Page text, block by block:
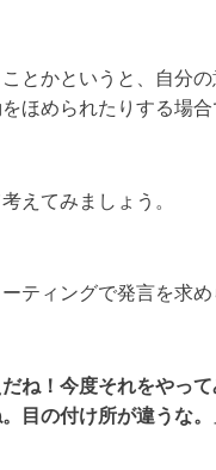
とかというと、自分の
ほめられたりする場合
えてみましょう。
ティングで発言を求
ね！今度それをやって
目の付け所が違うな。